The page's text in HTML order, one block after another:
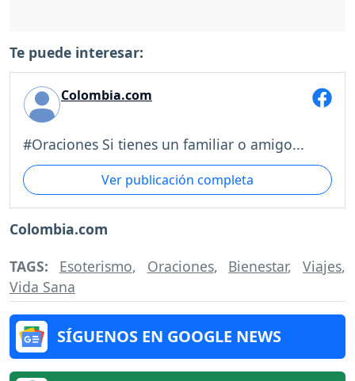
Te puede interesar:
Colombia.com
#Oraciones Si tienes un familiar o amigo...
Ver publicación completa
Colombia.com
TAGS: Esoterismo, Oraciones, Bienestar, Viajes,
Vida Sana
SÍGUENOS EN GOOGLE NEWS